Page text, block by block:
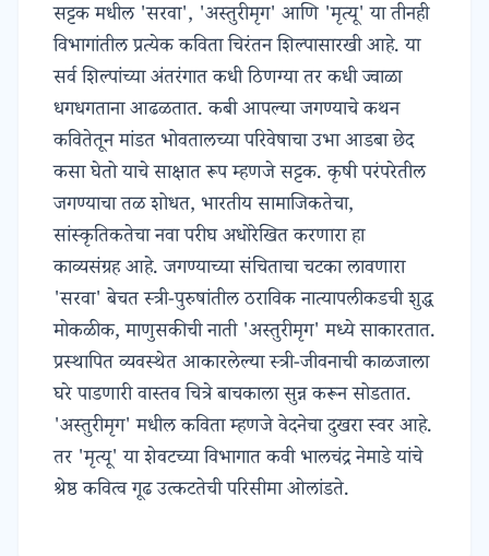
सट्टक मधील 'सरवा', 'अस्तुरीमृग' आणि 'मृत्यू' या तीनही
विभागांतील प्रत्येक कविता चिरंतन शिल्पासारखी आहे. या
सर्व शिल्पांच्या अंतरंगात कधी ठिणग्या तर कधी ज्वाळा
धगधगताना आढळतात. कबी आपल्या जगण्याचे कथन
कवितेतून मांडत भोवतालच्या परिवेषाचा उभा आडबा छेद
कसा घेतो याचे साक्षात रूप म्हणजे सट्टक. कृषी परंपरेतील
जगण्याचा तळ शोधत, भारतीय सामाजिकतेचा,
सांस्कृतिकतेचा नवा परीघ अधोरेखित करणारा हा
काव्यसंग्रह आहे. जगण्याच्या संचिताचा चटका लावणारा
'सरवा' बेचत स्त्री-पुरुषांतील ठराविक नात्यापलीकडची शुद्ध
मोकळीक, माणुसकीची नाती 'अस्तुरीमृग' मध्ये साकारतात.
प्रस्थापित व्यवस्थेत आकारलेल्या स्त्री-जीवनाची काळजाला
घरे पाडणारी वास्तव चित्रे बाचकाला सुन्न करून सोडतात.
'अस्तुरीमृग' मधील कविता म्हणजे वेदनेचा दुखरा स्वर आहे.
तर 'मृत्यू' या शेवटच्या विभागात कवी भालचंद्र नेमाडे यांचे
श्रेष्ठ कवित्व गूढ उत्कटतेची परिसीमा ओलांडते.